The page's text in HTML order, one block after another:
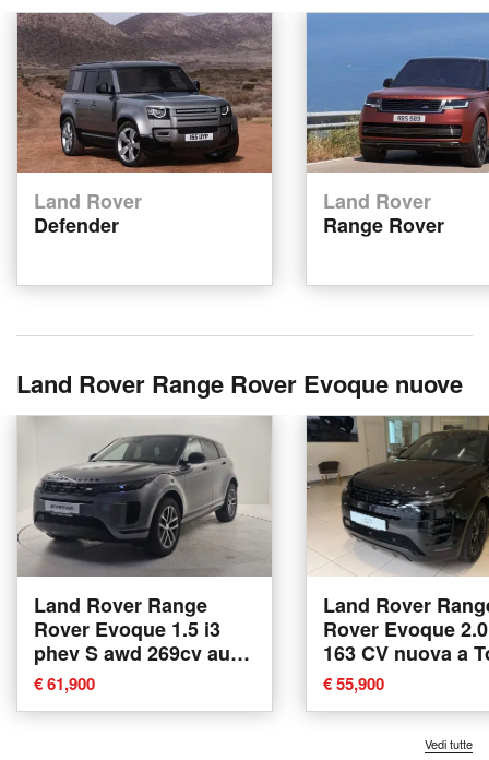
Land Rover
Defender
Land Rover
Range Rover
Land Rover Range Rover Evoque nuove
Land Rover Range
Rover Evoque 1.5 i3
phev S awd 269cv auto
nuova a Bergamo
€ 61,900
Land Rover
Rover Evoque
163 CV nuova a
€ 55,900
Vedi tutte